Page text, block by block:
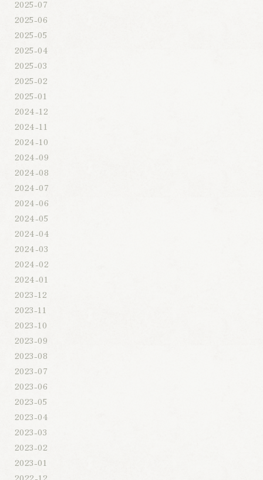
2025-07
2025-06
2025-05
2025-04
2025-03
2025-02
2025-01
2024-12
2024-11
2024-10
2024-09
2024-08
2024-07
2024-06
2024-05
2024-04
2024-03
2024-02
2024-01
2023-12
2023-11
2023-10
2023-09
2023-08
2023-07
2023-06
2023-05
2023-04
2023-03
2023-02
2023-01
2022-12